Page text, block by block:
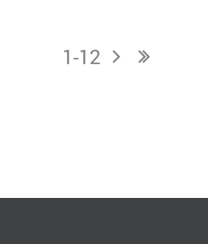
1-12 j n